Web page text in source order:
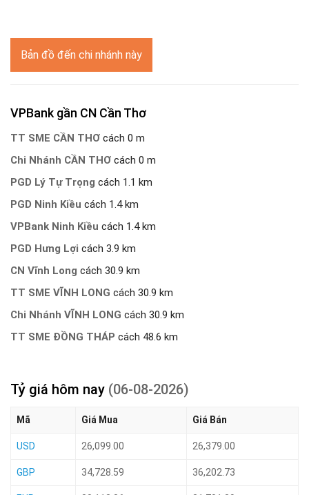
Bản đồ đến chi nhánh này
VPBank gần CN Cần Thơ
TT SME CẦN THƠ cách 0 m
Chi Nhánh CẦN THƠ cách 0 m
PGD Lý Tự Trọng cách 1.1 km
PGD Ninh Kiều cách 1.4 km
VPBank Ninh Kiều cách 1.4 km
PGD Hưng Lợi cách 3.9 km
CN Vĩnh Long cách 30.9 km
TT SME VĨNH LONG cách 30.9 km
Chi Nhánh VĨNH LONG cách 30.9 km
TT SME ĐỒNG THÁP cách 48.6 km
Tỷ giá hôm nay (06-08-2026)
Mã Giá Mua Giá Bán
USD 26,099.00 26,379.00
GBP 34,728.59 36,202.73